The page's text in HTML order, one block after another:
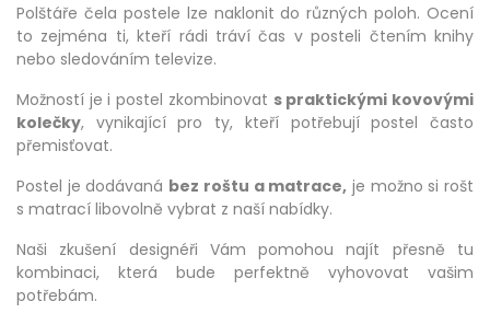
Polštáře čela postele lze naklonit do různých poloh. Ocení
to zejména ti, kteří rádi tráví čas v posteli čtením knihy
nebo sledováním televize.
Možností je i postel zkombinovat s praktickými kovovými
kolečky, vynikající pro ty, kteří potřebují postel často
přemisťovat.
Postel je dodávaná bez roštu a matrace, je možno si rošt
s matrací libovolně vybrat z naší nabídky.
Naši zkušení designéři Vám pomohou najít přesně tu
kombinaci, která bude perfektně vyhovovat vašim
potřebám.